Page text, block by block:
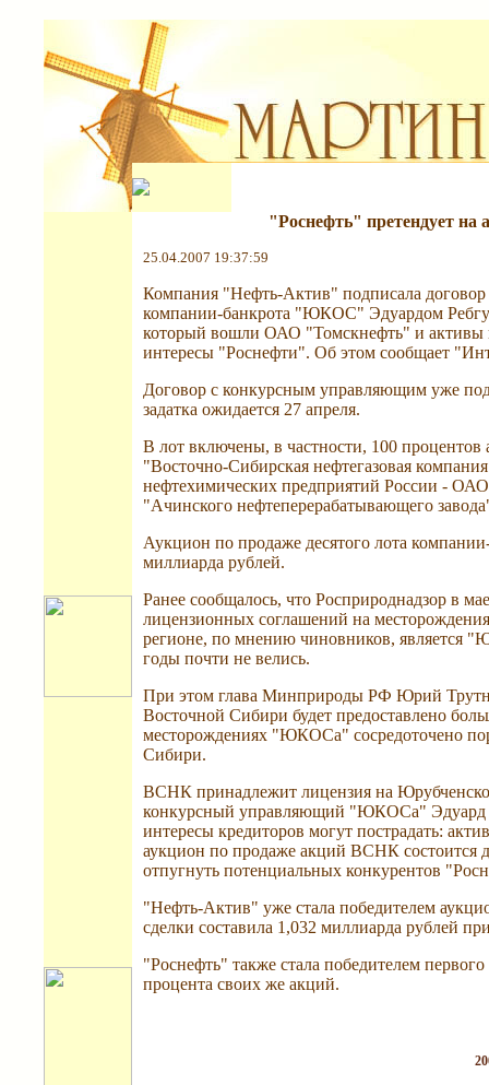
"Роснефть" претендует
25.04.2007 19:37:59
Компания "Нефть-Актив" подписала
компании-банкрота "ЮКОС" Эдуардом
который вошли ОАО "Томскнефть" и активы
интересы "Роснефти". Об этом сообщает
Договор с конкурсным управляющим уже
задатка ожидается 27 апреля.
В лот включены, в частности, 100
"Восточно-Сибирская нефтегазовая
нефтехимических предприятий России -
"Ачинского нефтеперерабатывающего
Аукцион по продаже десятого лота
миллиарда рублей.
Ранее сообщалось, что Росприроднадзор в
лицензионных соглашений на
регионе, по мнению чиновников, является
годы почти не велись.
При этом глава Минприроды РФ Юрий
Восточной Сибири будет предоставлено
месторождениях "ЮКОСа" сосредоточено
Сибири.
ВСНК принадлежит лицензия на
конкурсный управляющий "ЮКОСа" Эдуард
интересы кредиторов могут пострадать:
аукцион по продаже акций ВСНК состоится
отпугнуть потенциальных конкурентов
"Нефть-Актив" уже стала победителем
сделки составила 1,032 миллиарда рублей
"Роснефть" также стала победителем
процента своих же акций.